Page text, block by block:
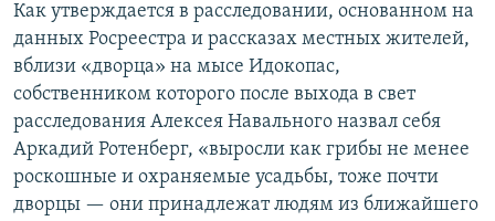
Как утверждается в расследовании, основанном на
данных Росреестра и рассказах местных жителей,
вблизи «дворца» на мысе Идокопас,
собственником которого после выхода в свет
расследования Алексея Навального назвал себя
Аркадий Ротенберг, «выросли как грибы не менее
роскошные и охраняемые усадьбы, тоже почти
дворцы — они принадлежат людям из ближайшего